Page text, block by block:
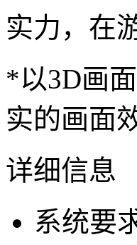
实力，在
*以3D画
实的画面
详细信息
系统要